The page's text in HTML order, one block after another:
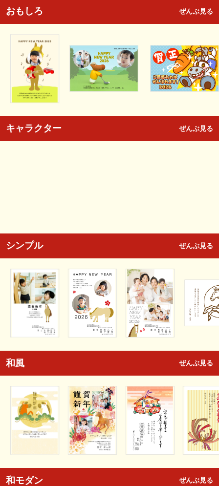
おもしろ ぜんぶ見る
キャラクター ぜんぶ見る
シンプル ぜんぶ見る
和風 ぜんぶ見る
和モダン ぜんぶ見る